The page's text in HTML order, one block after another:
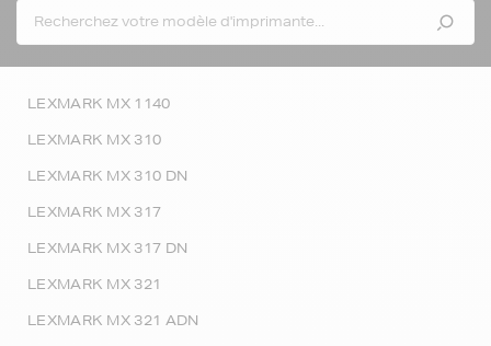
LEXMARK MX 1140
LEXMARK MX 310
LEXMARK MX 310 DN
LEXMARK MX 317
LEXMARK MX 317 DN
LEXMARK MX 321
LEXMARK MX 321 ADN